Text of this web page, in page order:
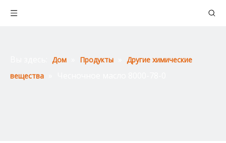
Дом Продукты
Другие химические
вещества